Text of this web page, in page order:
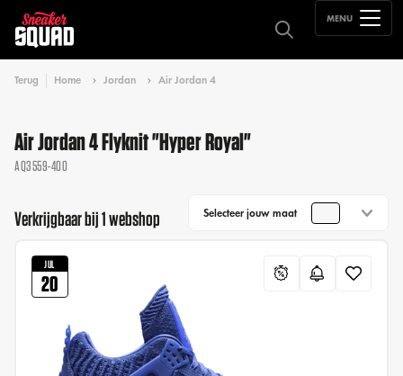
MENU
Terug Home Jordan Air Jordan 4
Air Jordan 4 Flyknit "Hyper Royal"
AQ3559-400
Verkrijgbaar bij 1 webshop Selecteer jouw maat
JUL
20